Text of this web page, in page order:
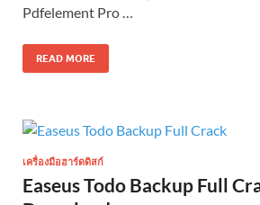
Pdfelement Pro …
READ MORE
เครื่องมือฮาร์ดดิสก์
Easeus Todo Backup Full